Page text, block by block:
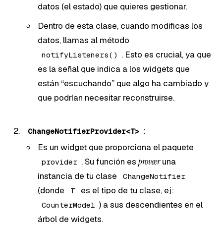
datos (el estado) que quieres gestionar.
Dentro de esta clase, cuando modificas los
datos, llamas al método
notifyListeners() . Esto es crucial, ya que
es la señal que indica a los widgets que
están “escuchando” que algo ha cambiado y
que podrían necesitar reconstruirse.
ChangeNotifierProvider<T> :
Es un widget que proporciona el paquete
provider . Su función es proveeruna
instancia de tu clase
ChangeNotifier
(donde T es el tipo de tu clase, ej:
CounterModel ) a sus descendientes en el
árbol de widgets.